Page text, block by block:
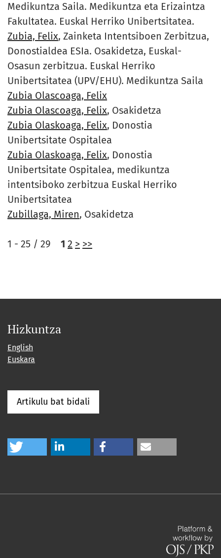
Medikuntza Saila. Medikuntza eta Erizaintza
Fakultatea. Euskal Herriko Unibertsitatea.
Zubia, Felix, Zainketa Intentsiboen Zerbitzua,
Donostialdea ESIa. Osakidetza, Euskal-
Osasun zerbitzua. Euskal Herriko
Unibertsitatea (UPV/EHU). Medikuntza Saila
Zubia Olascoaga, Felix
Zubia Olascoaga, Felix, Osakidetza
Zubia Olaskoaga, Felix, Donostia
Unibertsitate Ospitalea
Zubia Olaskoaga, Felix, Donostia
Unibertsitate Ospitalea, medikuntza
intentsiboko zerbitzua Euskal Herriko
Unibertsitatea
Zubillaga, Miren, Osakidetza
1 - 25 / 29 1 2 > >>
Hizkuntza
English
Euskara
Artikulu bat bidali